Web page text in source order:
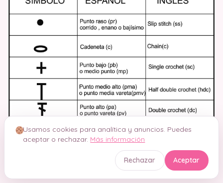
Usamos cookies para analítica y anuncios. Puedes
aceptar o rechazar. Más información
Rechazar Aceptar